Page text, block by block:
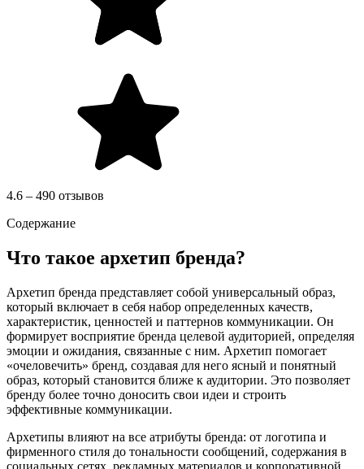
4.6 – 490 отзывов
Содержание
Что такое архетип бренда?
Архетип бренда представляет собой универсальный образ,
который включает в себя набор определенных качеств,
характеристик, ценностей и паттернов коммуникации. Он
формирует восприятие бренда целевой аудиторией, определяя
эмоции и ожидания, связанные с ним. Архетип помогает
«очеловечить» бренд, создавая для него ясный и понятный
образ, который становится ближе к аудитории. Это позволяет
бренду более точно доносить свои идеи и строить
эффективные коммуникации.
Архетипы влияют на все атрибуты бренда: от логотипа и
фирменного стиля до тональности сообщений, содержания в
социальных сетях, рекламных материалов и корпоративной